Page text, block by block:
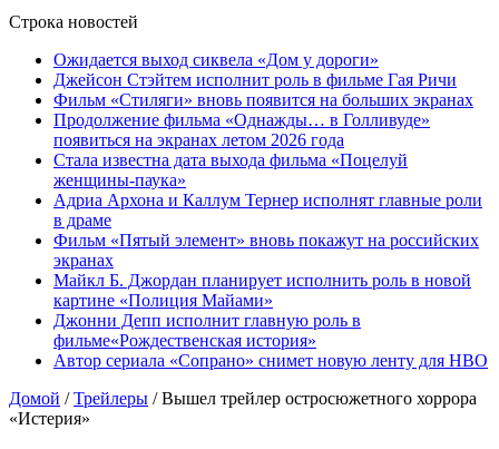
Строка новостей
Ожидается выход сиквела «Дом у дороги»
Джейсон Стэйтем исполнит роль в фильме Гая Ричи
Фильм «Стиляги» вновь появится на больших экранах
Продолжение фильма «Однажды… в Голливуде»
появиться на экранах летом 2026 года
Стала известна дата выхода фильма «Поцелуй
женщины-паука»
Адриа Архона и Каллум Тернер исполнят главные роли
в драме
Фильм «Пятый элемент» вновь покажут на российских
экранах
Майкл Б. Джордан планирует исполнить роль в новой
картине «Полиция Майами»
Джонни Депп исполнит главную роль в
фильме«Рождественская история»
Автор сериала «Сопрано» снимет новую ленту для HBO
Домой / Трейлеры / Вышел трейлер остросюжетного хоррора
«Истерия»